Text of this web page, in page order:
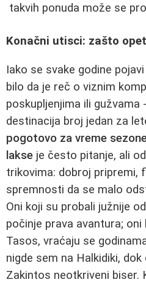
takvih ponuda može se
Konačni utisci: zašto
Iako se svake godine
bilo da je reč o viznim
poskupljenjima ili gužvama
destinacija broj jedan za
pogotovo za vreme
lakse je često pitanje, ali
trikovima: dobroj pripremi,
spremnosti da se malo
Oni koji su probali južnije
počinje prava avantura;
Tasos, vraćaju se
nigde sem na Halkidiki,
Zakintos neotkriveni biser.